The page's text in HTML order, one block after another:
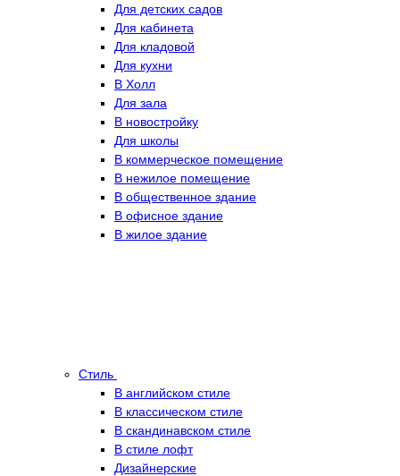
Для детских садов
Для кабинета
Для кладовой
Для кухни
В Холл
Для зала
В новостройку
Для школы
В коммерческое помещение
В нежилое помещение
В общественное здание
В офисное здание
В жилое здание
Стиль
В английском стиле
В классическом стиле
В скандинавском стиле
В стиле лофт
Дизайнерские